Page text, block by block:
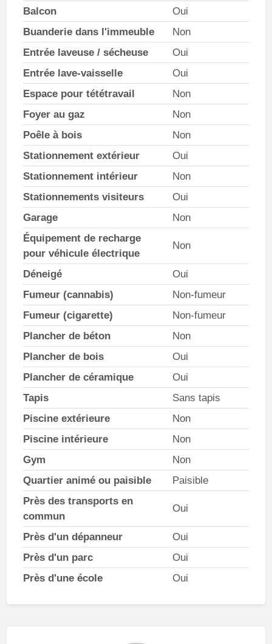
Balcon
Oui
Buanderie dans l'immeuble
Non
Entrée laveuse / sécheuse
Oui
Entrée lave-vaisselle
Oui
Espace pour tététravail
Non
Foyer au gaz
Non
Poêle à bois
Non
Stationnement extérieur
Oui
Stationnement intérieur
Non
Stationnements visiteurs
Oui
Garage
Non
Équipement de recharge
pour véhicule électrique
Non
Déneigé
Oui
Fumeur (cannabis)
Non-fumeur
Fumeur (cigarette)
Non-fumeur
Plancher de béton
Non
Plancher de bois
Oui
Plancher de céramique
Oui
Tapis
Sans tapis
Piscine extérieure
Non
Piscine intérieure
Non
Gym
Non
Quartier animé ou paisible
Paisible
Près des transports en
commun
Oui
Près d'un dépanneur
Oui
Près d'un parc
Oui
Près d'une école
Oui